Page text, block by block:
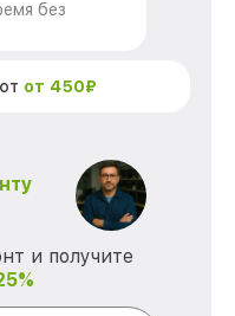
без
от 450₽
и получите